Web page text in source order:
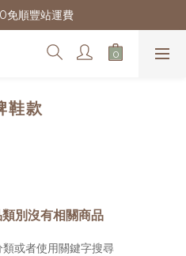
免順豐站運費
鞋款
別沒有相關商品
或者使用關鍵字搜尋